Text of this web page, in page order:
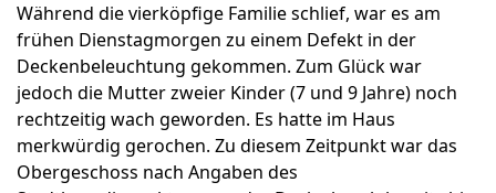
Während die vierköpfige Familie schlief, war es am
frühen Dienstagmorgen zu einem Defekt in der
Deckenbeleuchtung gekommen. Zum Glück war
jedoch die Mutter zweier Kinder (7 und 9 Jahre) noch
rechtzeitig wach geworden. Es hatte im Haus
merkwürdig gerochen. Zu diesem Zeitpunkt war das
Obergeschoss nach Angaben des